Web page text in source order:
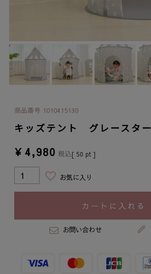
商品番号 1010415130
キッズテント グレースター
¥ 4,980 税込[ 50 pt ]
お気に入り
カートに入れる
お問い合わせ